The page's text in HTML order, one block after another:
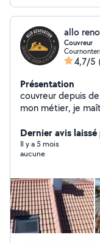
allo
Couvreur
4,7/5
Présentation
couvreur depuis
mon métier, je
d'étanchéité,
pose de
Sérieux, rigoureux
réalisations
propose un
gratuit . N'hésitez
pour voir mes avis
Dernier avis
Il y a 5 mois
aucune